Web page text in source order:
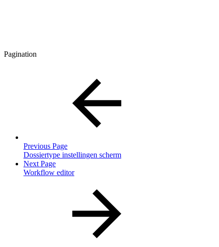
Pagination
Previous Page
Dossiertype instellingen scherm
Next Page
Workflow editor